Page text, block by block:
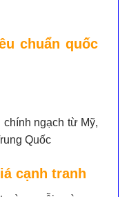
chuẩn quốc
ngạch từ Mỹ,
Quốc
cạnh tranh